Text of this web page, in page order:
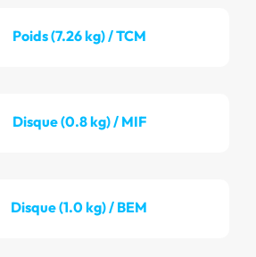
Poids (7.26 kg) / TCM
Disque (0.8 kg) / MIF
Disque (1.0 kg) / BEM